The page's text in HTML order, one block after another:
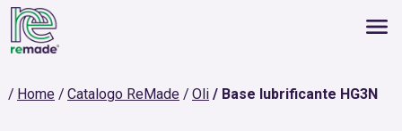
Home Catalogo ReMade Oli Base lubrificante HG3N